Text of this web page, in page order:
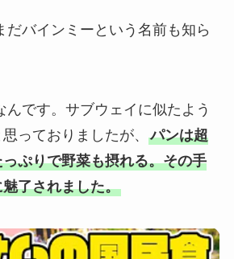
だバインミーという名前も知ら
んです。サブウェイに似たよう
っておりましたが、 パンは超
ぷりで野菜も摂れる。その手
了されました。